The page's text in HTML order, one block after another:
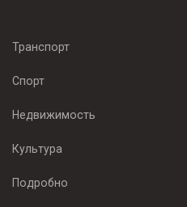
Транспорт
Спорт
Недвижимость
Культура
Подробно